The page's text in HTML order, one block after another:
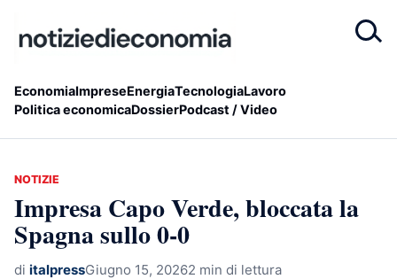
EconomiaImpreseEnergiaTecnologiaLavoro
Politica economicaDossierPodcast / Video
NOTIZIE
Impresa Capo Verde, bloccata la
Spagna sullo 0-0
di italpressGiugno 15, 20262 min di lettura